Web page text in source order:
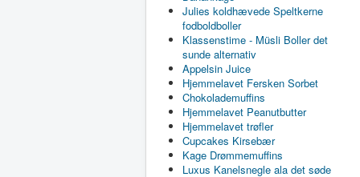
Julies koldhævede Speltkerne
fodboldboller
Klassenstime - Müsli Boller det
sunde alternativ
Appelsin Juice
Hjemmelavet Fersken Sorbet
Chokolademuffins
Hjemmelavet Peanutbutter
Hjemmelavet trøfler
Cupcakes Kirsebær
Kage Drømmemuffins
Luxus Kanelsnegle ala det søde